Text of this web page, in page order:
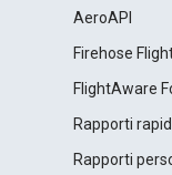
AeroAPI
Firehose
FlightAware
Rapporti
Rapporti